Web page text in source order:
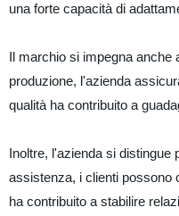
una forte capacità di
Il marchio si impegna anche
produzione, l'azienda
qualità ha contribuito a
Inoltre, l'azienda si distingue
assistenza, i clienti possono
ha contribuito a stabilire